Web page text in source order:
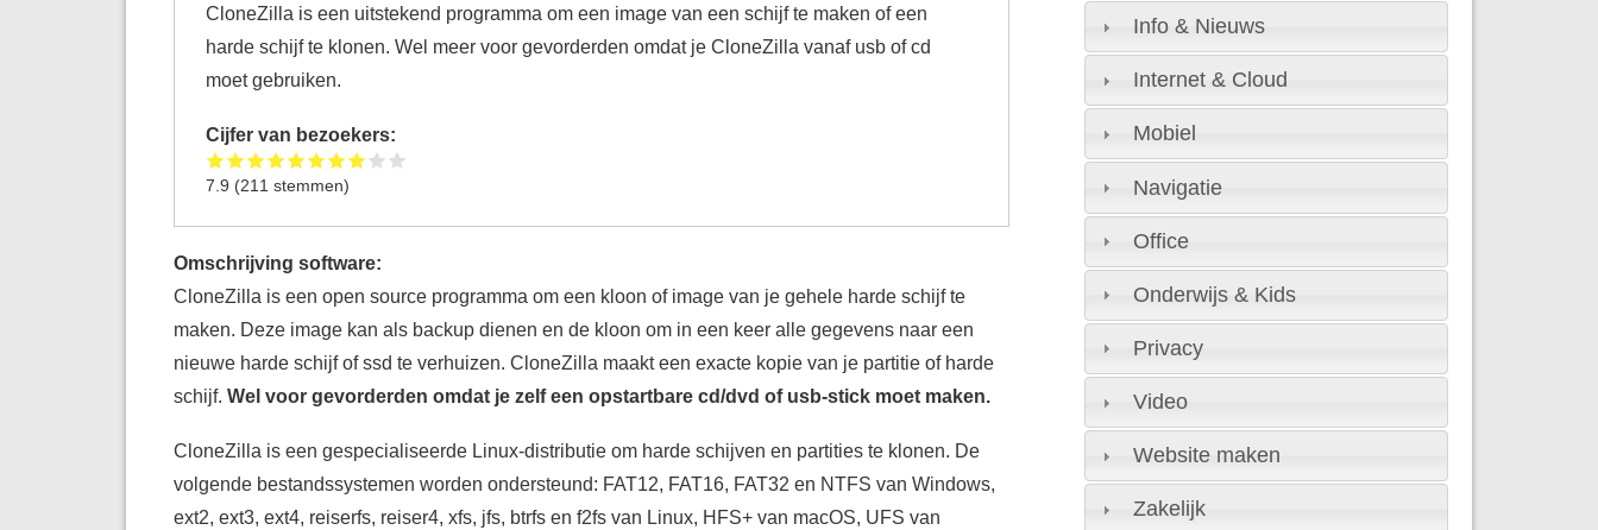
CloneZilla is een uitstekend programma om een image van een schijf te maken of een
harde schijf te klonen. Wel meer voor gevorderden omdat je CloneZilla vanaf usb of cd
moet gebruiken.
Cijfer van bezoekers:
7.9 (211 stemmen)
Omschrijving software:
CloneZilla is een open source programma om een kloon of image van je gehele harde schijf te
maken. Deze image kan als backup dienen en de kloon om in een keer alle gegevens naar een
nieuwe harde schijf of ssd te verhuizen. CloneZilla maakt een exacte kopie van je partitie of harde
schijf. Wel voor gevorderden omdat je zelf een opstartbare cd/dvd of usb-stick moet maken.
CloneZilla is een gespecialiseerde Linux-distributie om harde schijven en partities te klonen. De
volgende bestandssystemen worden ondersteund: FAT12, FAT16, FAT32 en NTFS van Windows,
ext2, ext3, ext4, reiserfs, reiser4, xfs, jfs, btrfs en f2fs van Linux, HFS+ van macOS, UFS van
Info & Nieuws
Internet & Cloud
Mobiel
Navigatie
Office
Onderwijs & Kids
Privacy
Video
Website maken
Zakelijk